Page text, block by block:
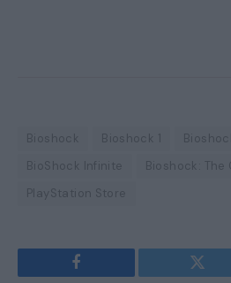
Bioshock Bioshock 1
BioShock Infinite
Bioshock: The
PlayStation Store
Facebook